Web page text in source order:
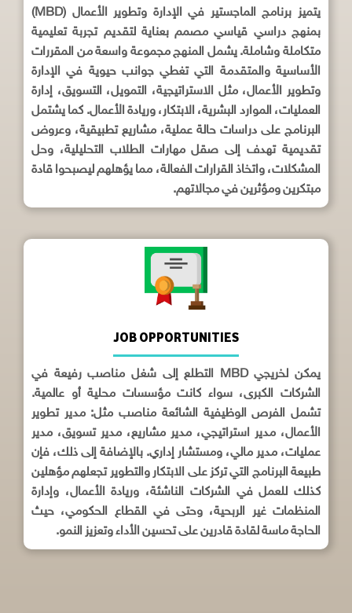
يتميز برنامج الماجستير في الإدارة وتطوير الأعمال (MBD)
بمنهج دراسي قياسي مصمم بعناية لتقديم تجربة تعليمية
متكاملة وشاملة. يشمل المنهج مجموعة واسعة من المقررات
الأساسية والمتقدمة التي تغطي جوانب حيوية في الإدارة
وتطوير الأعمال، مثل الاستراتيجية، التمويل، التسويق، إدارة
العمليات، الموارد البشرية، الابتكار، وريادة الأعمال. كما يشتمل
البرنامج على دراسات حالة عملية، مشاريع تطبيقية، وعروض
تقديمية تهدف إلى صقل مهارات الطلاب التحليلية، وحل
المشكلات، واتخاذ القرارات الفعالة، مما يؤهلهم ليصبحوا قادة
مبتكرين ومؤثرين في مجالاتهم.
JOB OPPORTUNITIES
يمكن لخريجي MBD التطلع إلى شغل مناصب رفيعة في
الشركات الكبرى، سواء كانت مؤسسات محلية أو عالمية.
تشمل الفرص الوظيفية الشائعة مناصب مثل: مدير تطوير
الأعمال، مدير استراتيجي، مدير مشاريع، مدير تسويق، مدير
عمليات، مدير مالي، ومستشار إداري. بالإضافة إلى ذلك، فإن
طبيعة البرنامج التي تركز على الابتكار والتطوير تجعلهم مؤهلين
كذلك للعمل في الشركات الناشئة، وريادة الأعمال، وإدارة
المنظمات غير الربحية، وحتى في القطاع الحكومي، حيث
الحاجة ماسة لقادة قادرين على تحسين الأداء وتعزيز النمو.